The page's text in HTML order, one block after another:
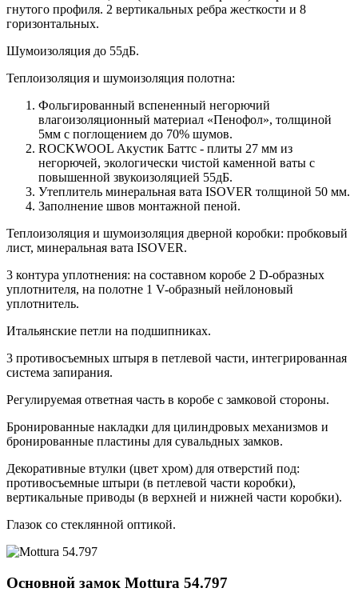
гнутого профиля. 2 вертикальных ребра жесткости и 8
горизонтальных.
Шумоизоляция до 55дБ.
Теплоизоляция и шумоизоляция полотна:
Фольгированный вспененный негорючий
влагоизоляционный материал «Пенофол», толщиной
5мм с поглощением до 70% шумов.
ROCKWOOL Акустик Баттс - плиты 27 мм из
негорючей, экологически чистой каменной ваты с
повышенной звукоизоляцией 55дБ.
Утеплитель минеральная вата ISOVER толщиной 50 мм.
Заполнение швов монтажной пеной.
Теплоизоляция и шумоизоляция дверной коробки: пробковый
лист, минеральная вата ISOVER.
3 контура уплотнения: на составном коробе 2 D-образных
уплотнителя, на полотне 1 V-образный нейлоновый
уплотнитель.
Итальянские петли на подшипниках.
3 противосъемных штыря в петлевой части, интегрированная
система запирания.
Регулируемая ответная часть в коробе с замковой стороны.
Бронированные накладки для цилиндровых механизмов и
бронированные пластины для сувальдных замков.
Декоративные втулки (цвет хром) для отверстий под:
противосъемные штыри (в петлевой части коробки),
вертикальные приводы (в верхней и нижней части коробки).
Глазок со стеклянной оптикой.
Основной замок Mottura 54.797